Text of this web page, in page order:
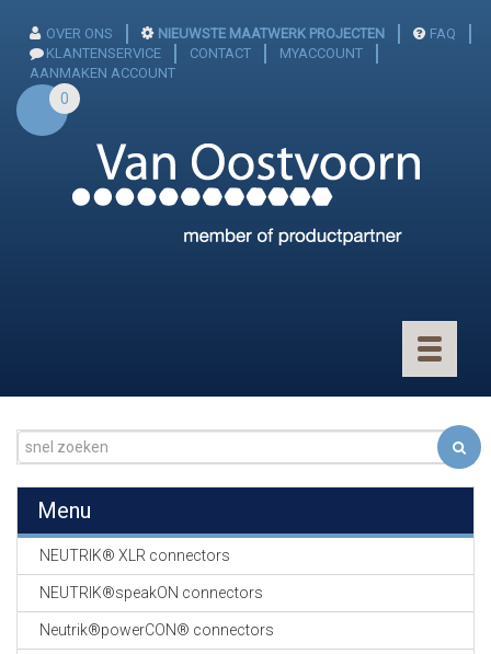
OVER ONS NIEUWSTE MAATWERK PROJECTEN
FAQ
KLANTENSERVICE
CONTACT
MYACCOUNT
AANMAKEN ACCOUNT
0
Toggle
GEVLOCHTEN KOUS
EN
KRIMP KOUS
Menu
NEUTRIK® XLR connectors
NEUTRIK®speakON connectors
Neutrik®powerCON® connectors